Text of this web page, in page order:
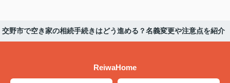
交野市で空き家の相続手続きはどう進める？名義変更や注意点を紹介
ReiwaHome